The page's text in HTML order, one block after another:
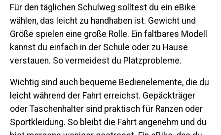
Für den täglichen Schulweg solltest du ein eBike
wählen, das leicht zu handhaben ist. Gewicht und
Größe spielen eine große Rolle. Ein faltbares Modell
kannst du einfach in der Schule oder zu Hause
verstauen. So vermeidest du Platzprobleme.
Wichtig sind auch bequeme Bedienelemente, die du
leicht während der Fahrt erreichst. Gepäckträger
oder Taschenhalter sind praktisch für Ranzen oder
Sportkleidung. So bleibt die Fahrt angenehm und du